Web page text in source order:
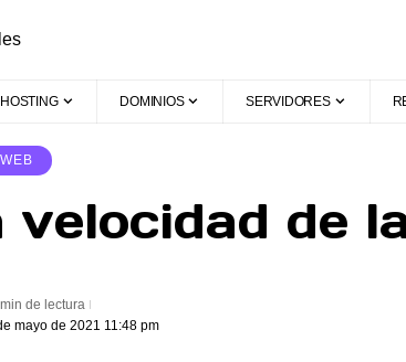
HOSTING DOMINIOS SERVIDORES
velocidad de
mayo de 2021 11:48 pm
de lectura